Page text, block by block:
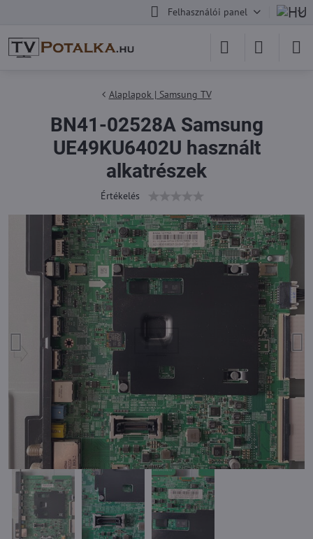
Felhasználói panel
Alaplapok | Samsung TV
BN41-02528A Samsung
UE49KU6402U használt
alkatrészek
Értékelés